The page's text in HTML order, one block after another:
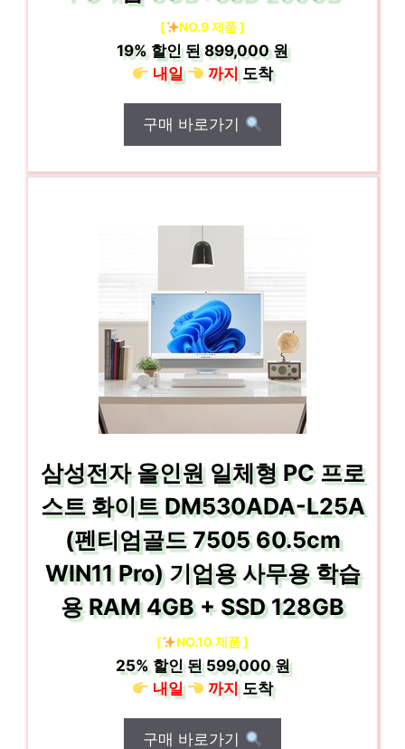
[ NO.9 제품 ]
19%할인 된899,000 원
내일
까지도착
구매 바로가기
삼성전자 올인원 일체형 PC 프로
스트 화이트 DM530ADA-L25A
(펜티엄골드 7505 60.5cm
WIN11 Pro) 기업용 사무용 학습
용 RAM 4GB + SSD 128GB
[ NO.10 제품 ]
25%할인 된599,000 원
내일
까지도착
구매 바로가기